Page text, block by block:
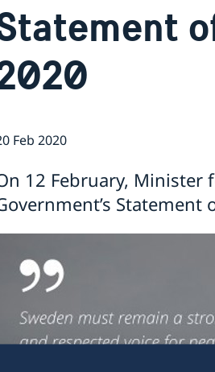
Feb 2020
12 February, Minister
Statement